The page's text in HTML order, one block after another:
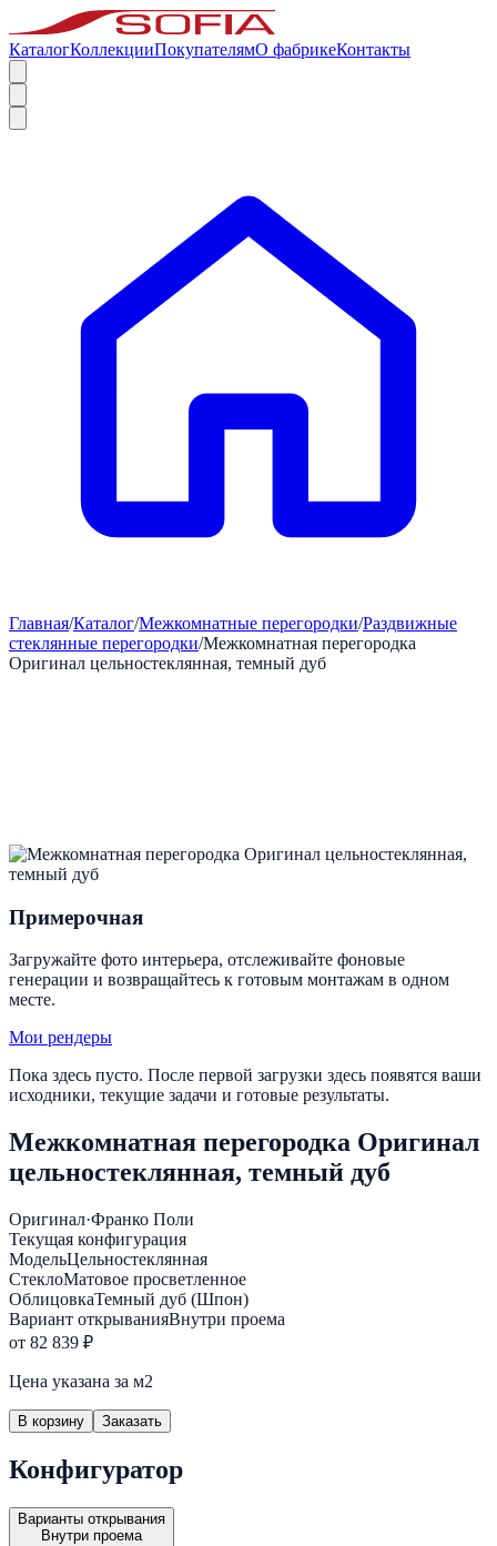
КаталогКоллекцииПокупателямО фабрикеКонтакты
Главная/Каталог/Межкомнатные перегородки/Раздвижные
стеклянные перегородки/Межкомнатная перегородка
Оригинал цельностеклянная, темный дуб
Примерочная
Загружайте фото интерьера, отслеживайте фоновые
генерации и возвращайтесь к готовым монтажам в одном
месте.
Мои рендеры
Пока здесь пусто. После первой загрузки здесь появятся ваши
исходники, текущие задачи и готовые результаты.
Межкомнатная перегородка Оригинал
цельностеклянная, темный дуб
Оригинал·Франко Поли
Текущая конфигурация
МодельЦельностеклянная
СтеклоМатовое просветленное
ОблицовкаТемный дуб (Шпон)
Вариант открыванияВнутри проема
от 82 839 ₽
Цена указана за м2
В корзину Заказать
Конфигуратор
Варианты открывания
Внутри проема